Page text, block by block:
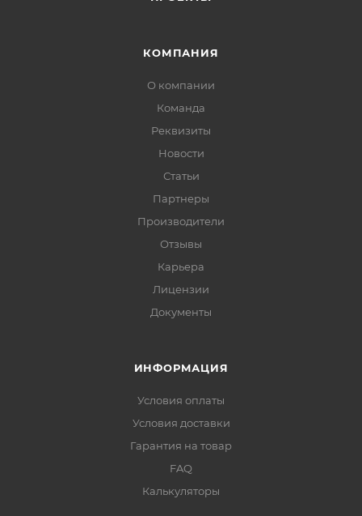
КОМПАНИЯ
О компании
Команда
Реквизиты
Новости
Статьи
Партнеры
Производители
Отзывы
Карьера
Лицензии
Документы
ИНФОРМАЦИЯ
Условия оплаты
Условия доставки
Гарантия на товар
FAQ
Калькуляторы